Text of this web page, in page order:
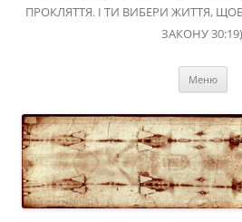
ПРОКЛЯТТЯ. І ТИ ВИБЕРИ ЖИТТЯ,
ЗАКОНУ
Меню